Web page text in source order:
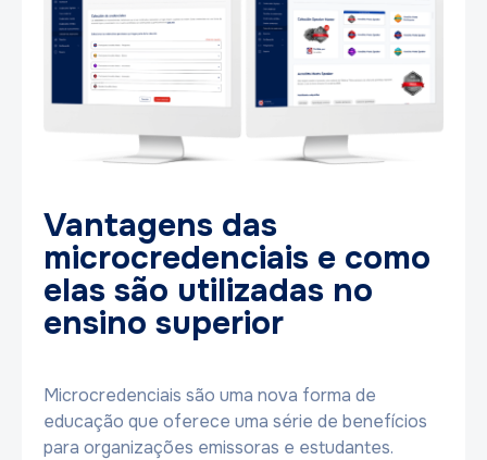
Vantagens das
microcredenciais e como
elas são utilizadas no
ensino superior
Microcredenciais são uma nova forma de
educação que oferece uma série de benefícios
para organizações emissoras e estudantes.